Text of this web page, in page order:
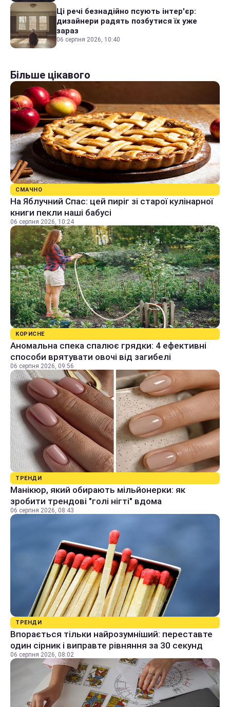
Ці речі безнадійно псують інтер'єр:
дизайнери радять позбутися їх уже
зараз
06 серпня 2026, 10:40
Більше цікавого
СМАЧНО
На Яблучний Спас: цей пиріг зі старої кулінарної
книги пекли наші бабусі
06 серпня 2026, 10:24
КОРИСНЕ
Аномальна спека спалює грядки: 4 ефективні
способи врятувати овочі від загибелі
06 серпня 2026, 09:56
ТРЕНДИ
Манікюр, який обирають мільйонерки: як
зробити трендові "голі нігті" вдома
06 серпня 2026, 08:43
ТРЕНДИ
Впорається тільки найрозумніший: переставте
один сірник і виправте рівняння за 30 секунд
06 серпня 2026, 08:02